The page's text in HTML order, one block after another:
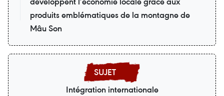
produits emblématiques de la montagne de
Mâu Son
Intégration internationale